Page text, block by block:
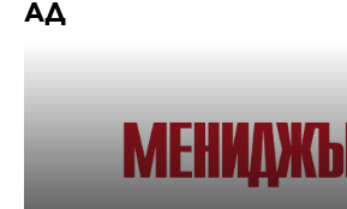
АД